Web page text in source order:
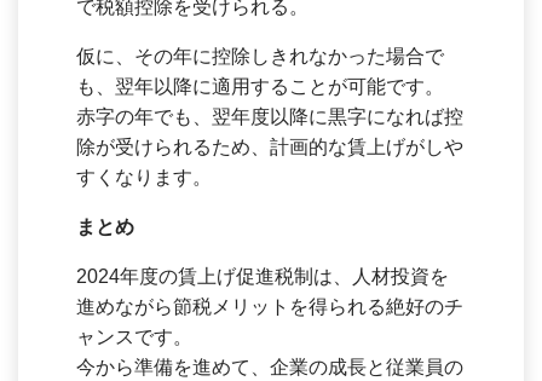
で税額控除を受けられる。
仮に、その年に控除しきれなかった場合で
も、翌年以降に適用することが可能です。
赤字の年でも、翌年度以降に黒字になれば控
除が受けられるため、計画的な賃上げがしや
すくなります。
まとめ
2024年度の賃上げ促進税制は、人材投資を
進めながら節税メリットを得られる絶好のチ
ャンスです。
今から準備を進めて、企業の成長と従業員の